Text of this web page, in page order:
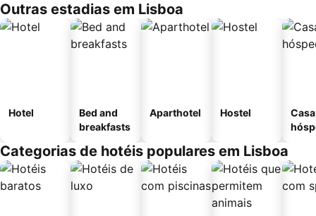
Outras estadias em Lisboa
Hotel
Bed and
breakfasts
Aparthotel Hostel
Categorias de hotéis populares em Lisboa